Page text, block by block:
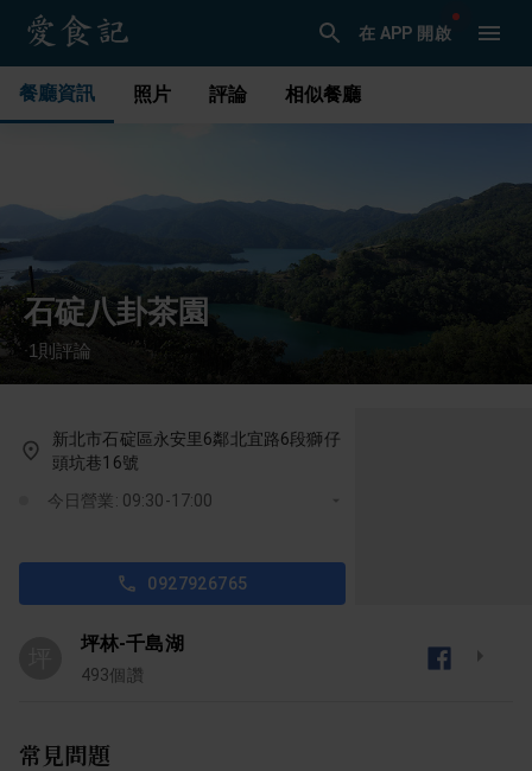
在 APP 開啟
餐廳資訊 照片 評論 相似餐廳
石碇八卦茶園
·1 則評論
新北市石碇區永安里6鄰北宜路6段獅仔
頭坑巷16號
今日營業: 09:30-17:00
0927926765
坪林-千島湖
493個讚
常見問題